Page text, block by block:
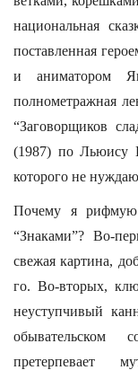
национальная
поставленная
и аниматором
полнометражная
“Заговорщиков
(1987) по Льюису
которого не
Почему я рифмую
“Знаками”? Во-
свежая картина,
го. Во-вторых,
неуступчивый
обывательском
претерпевает